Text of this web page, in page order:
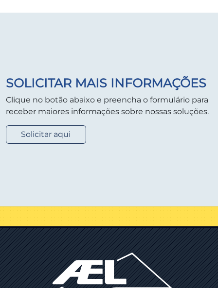
SOLICITAR MAIS INFORMAÇÕES
Clique no botão abaixo e preencha o formulário para
receber maiores informações sobre nossas soluções.
Solicitar aqui